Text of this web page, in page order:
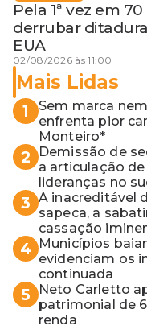
Pela 1ª vez em
derrubar
EUA
02/08/2026 às 11:00
Mais Lidas
1
Sem marca
enfrenta pior
Monteiro*
2
Demissão de
a articulação
lideranças no
3 A inacreditável
sapeca, a
cassação
vaga do Quinto
4
Municípios
evidenciam os
continuada
5
Neto Carletto
patrimonial de
renda